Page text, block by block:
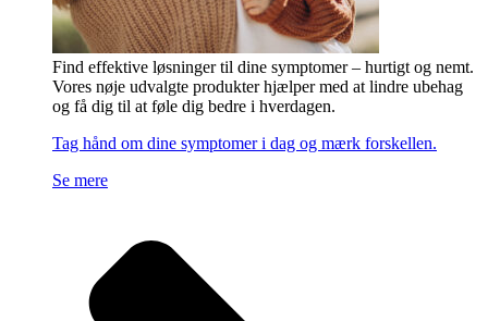
Find effektive løsninger til dine symptomer – hurtigt og nemt.
Vores nøje udvalgte produkter hjælper med at lindre ubehag
og få dig til at føle dig bedre i hverdagen.
Tag hånd om dine symptomer i dag og mærk forskellen.
Se mere